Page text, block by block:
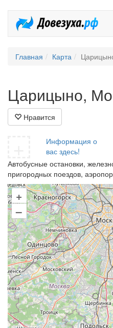
Главная Карта
Царицыно,
Нравится
Информация о
вас здесь!
Автобусные остановки,
пригородных поездов,
+
–